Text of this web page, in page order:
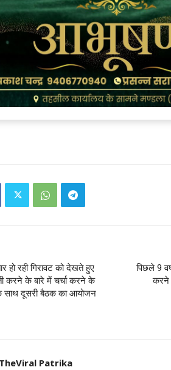
हो रही गिरावट को देखते हुए
करने के बारे में चर्चा करने के
दूसरी बैठक का आयोजन
पिछले 9
करने
TheViral Patrika